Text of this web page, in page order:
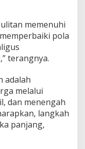
memenuhi
pola
terangnya.
adalah
melalui
dan menengah
langkah
panjang,